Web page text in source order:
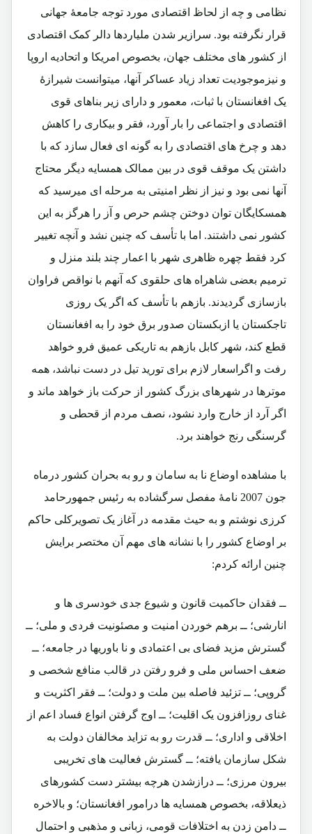
نظامی و چه از لحاظ اقتصادی مورد توجه جامعۀ جهانی
قرار نگرفته بود. سرازیر شدن ملیاردها دالر کمک اقتصادی
از کشور های مختلف جهان، بخصوص امریکا و اتحادیه اروپا
و نیزموجودیت تعداد زیاد عساکر آنها، میتوانست شیرازۀ
یک افغانستان با ثبات، معمور و دارای زیر بناهای قوی
اقتصادی و اجتماعی را بار آورد، فقر و بیکاری را کاهش
دهد و چرخ های اقتصادی را به گونه ای فعال سازد که با
داشتن یک موقف قوی در بین ممالک همسایه دیگر محتاج
آنها نمی بود و نیز از نظر امنیتی به مرحله ای میرسید که
همسکایگان توان دوختن چشم حرص و آز را هرگز به این
کشور نمی داشتند. اما با تأسف که چنین نشد و آنچه تغییر
کرد فقط چهره ظاهری شهر با اعمار چند بلند منزل و
ترمیم بعضی شاهراه های حلقوی که آنهم با نواقص فراوان
بازسازی گردیدند. بازهم با تأسف که اگر یک روزی
تاجکستان یا ازبکستان صدور برق خود را به افغانستان
قطع کند، شهر کابل بازهم به تاریکی عمیق فرو خواهد
رفت و اگراسعار لازم برای تورید تیل در دست نباشد، همه
موترها در شهرهای بزرگ کشور از حرکت باز خواهد ماند و
اگر آرد از خارج وارد نشود، نصف مردم از قحطی و
گرسنگی رنج خواهند برد.
با مشاهده اوضاع نا به سامان و رو به بحران کشور درماه
جون 2007 نامۀ مفصل سرگشاده به رئیس جمهورحامد
کرزی نوشتم و به حیث مقدمه در آغاز یک تصویرکلی حاکم
بر اوضاع کشور را با نشانه های مهم آن مختصر برایش
چنین ارائه کردم:
ــ فقدان حاکمیت قانون و شیوع جدی خودسری ها و
انارشی؛ ــ برهم خوردن امنیت و مصئونیت فردی و ملی؛ ــ
گسترش مزید فضای بی اعتمادی و نا باوریها در جامعه؛ ــ
ضعف احساس ملی و فرو رفتن در قالب منافع شخصی و
گروپی؛ ــ تزئید فاصله بین ملت و دولت؛ ــ فقر اکثریت و
غنای روزافزون یک اقلیت؛ ــ اوج گرفتن انواع فساد اعم از
اخلاقی و اداری؛ ــ قدرت رو به تزاید مخالفان دولت به
شکل سازمان یافته؛ ــ گسترش فعالیت های تخریبی
بیرون مرزی؛ ــ درازشدن هرچه بیشتر دست کشورهای
ذیعلاقه، بخصوص همسایه ها درامور افغانستان؛ و بالاخره
ــ دامن زدن به اختلافات قومی، زبانی و مذهبی و احتمال